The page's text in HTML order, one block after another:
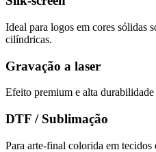
Ideal para logos em cores sólidas
cilíndricas.
Gravação a laser
Efeito premium e alta
DTF / Sublimação
Para arte-final colorida em tecidos